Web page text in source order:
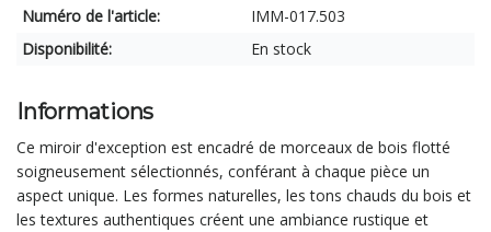
Numéro de l'article:
IMM-017.503
Disponibilité:
En stock
Informations
Ce miroir d'exception est encadré de morceaux de bois flotté
soigneusement sélectionnés, conférant à chaque pièce un
aspect unique. Les formes naturelles, les tons chauds du bois et
les textures authentiques créent une ambiance rustique et